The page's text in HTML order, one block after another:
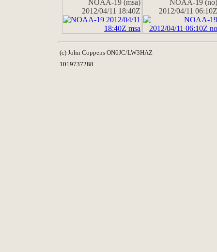
NOAA-19 (msa)
2012/04/11 18:40Z
NOAA-19 (no)
2012/04/11 06:10Z
(c) John Coppens ON6JC/LW3HAZ
1019737288